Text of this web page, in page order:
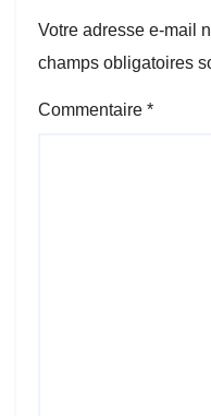
Votre adresse e-mail
champs obligatoires
Commentaire *